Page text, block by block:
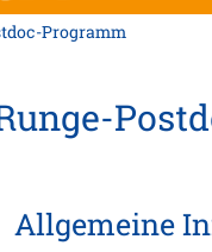
Programm
Allgemeine